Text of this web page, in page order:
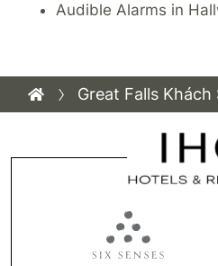
Audible Alarms in
Great Falls Khách